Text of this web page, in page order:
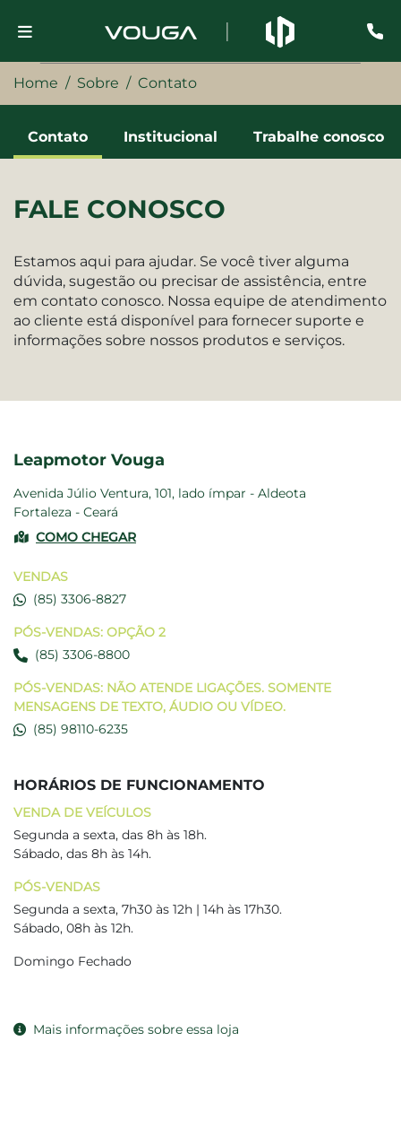
Home Sobre Contato
Institucional
Contato Trabalhe conosco
FALE CONOSCO
Estamos aqui para ajudar. Se você tiver alguma
dúvida, sugestão ou precisar de assistência, entre
em contato conosco. Nossa equipe de atendimento
ao cliente está disponível para fornecer suporte e
informações sobre nossos produtos e serviços.
Leapmotor Vouga
Avenida Júlio Ventura, 101, lado ímpar - Aldeota
Fortaleza - Ceará
COMO CHEGAR
VENDAS
(85) 3306-8827
PÓS-VENDAS: OPÇÃO 2
(85) 3306-8800
PÓS-VENDAS: NÃO ATENDE LIGAÇÕES. SOMENTE
MENSAGENS DE TEXTO, ÁUDIO OU VÍDEO.
(85) 98110-6235
HORÁRIOS DE FUNCIONAMENTO
VENDA DE VEÍCULOS
Segunda a sexta, das 8h às 18h.
Sábado, das 8h às 14h.
PÓS-VENDAS
Segunda a sexta, 7h30 às 12h | 14h às 17h30.
Sábado, 08h às 12h.
Domingo Fechado
Mais informações sobre essa loja